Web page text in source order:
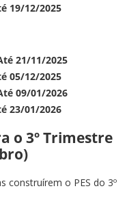
19/12/2025
21/11/2025
05/12/2025
09/01/2026
23/01/2026
o 3º Trimestre
construírem o PES do 3º